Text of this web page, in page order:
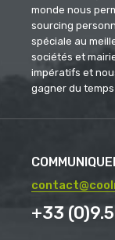
monde nous
sourcing
spéciale au
sociétés et
impératifs et
gagner du
+33